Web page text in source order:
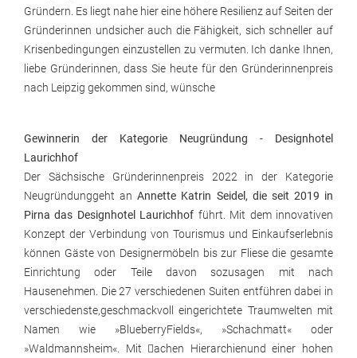
Gründern. Es liegt nahe hier eine höhere Resilienz auf Seiten der
Gründerinnen undsicher auch die Fähigkeit, sich schneller auf
Krisenbedingungen einzustellen zu vermuten. Ich danke Ihnen,
liebe Gründerinnen, dass Sie heute für den Gründerinnenpreis
nach Leipzig gekommen sind, wünsche
Gewinnerin der Kategorie Neugründung - Designhotel
Laurichhof
Der Sächsische Gründerinnenpreis 2022 in der Kategorie
Neugründunggeht anAnnette Katrin Seidel, die seit 2019 in
Pirna das Designhotel Laurichhof führt. Mit dem innovativen
Konzept der Verbindung von Tourismus und Einkaufserlebnis
können Gäste von Designermöbeln bis zur Fliese die gesamte
Einrichtung oder Teile davon sozusagen mit nach
Hausenehmen. Die 27 verschiedenen Suiten entführen dabei in
verschiedenste,geschmackvoll eingerichtete Traumwelten mit
Namen wie »BlueberryFields«, »Schachmatt« oder
»Waldmannsheim«. Mit achen Hierarchienund einer hohen